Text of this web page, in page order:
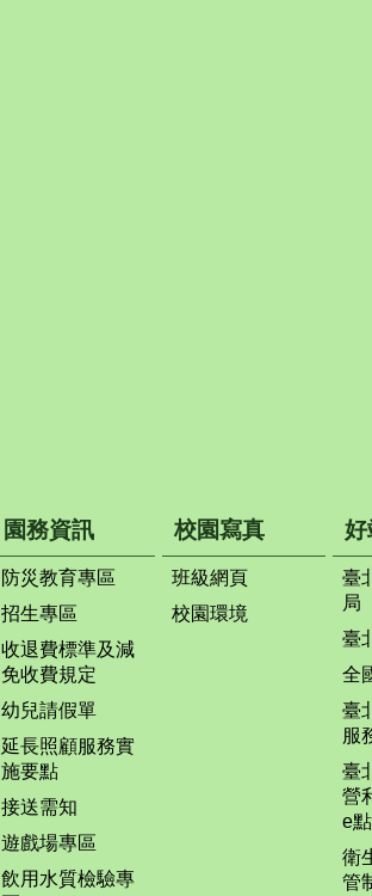
園務資訊
防災教育專區
招生專區
收退費標準及減
免收費規定
幼兒請假單
延長照顧服務實
施要點
接送需知
遊戲場專區
飲用水質檢驗專
校園寫真
班級網頁
校園環境
好
臺
局
臺
全
臺
服
臺
營
e
衛
管